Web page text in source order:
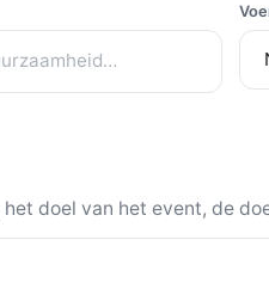
doel van het event, de